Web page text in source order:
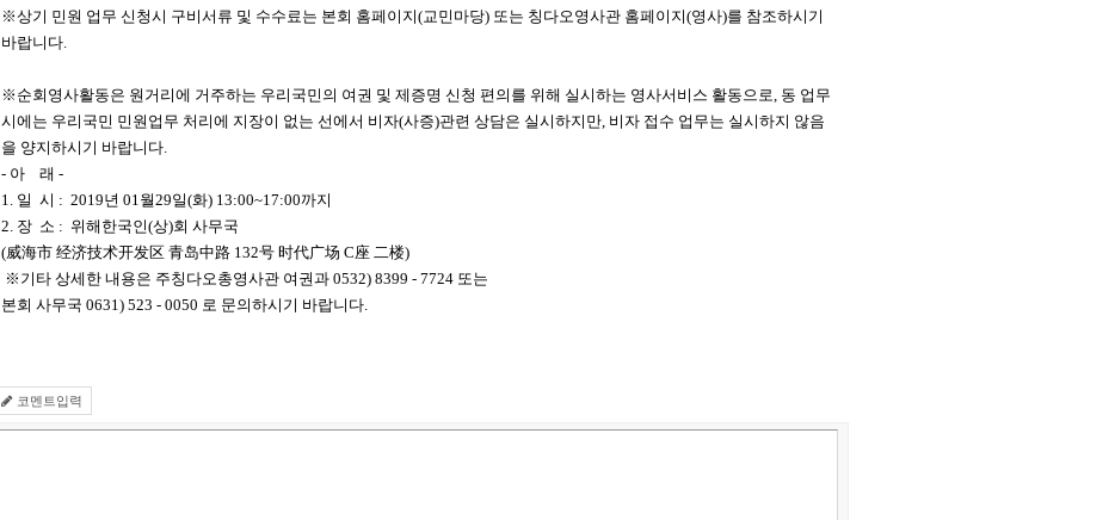
※상기 민원 업무 신청시 구비서류 및 수수료는 본회 홈페이지(교민마당) 또는 칭다오영사관 홈페이지(영사)를 참조하시기
바랍니다.
※순회영사활동은 원거리에 거주하는 우리국민의 여권 및 제증명 신청 편의를 위해 실시하는 영사서비스 활동으로, 동 업무
시에는 우리국민 민원업무 처리에 지장이 없는 선에서 비자(사증)관련 상담은 실시하지만, 비자 접수 업무는 실시하지 않음
을 양지하시기 바랍니다.
- 아 래 -
1. 일 시 : 2019년 01월29일(화) 13:00~17:00까지
2. 장 소 : 위해한국인(상)회 사무국
(威海市 经济技术开发区 青岛中路 132号 时代广场 C座 二楼)
※기타 상세한 내용은 주칭다오총영사관 여권과 0532) 8399 - 7724 또는
본회 사무국 0631) 523 - 0050 로 문의하시기 바랍니다.
코멘트입력